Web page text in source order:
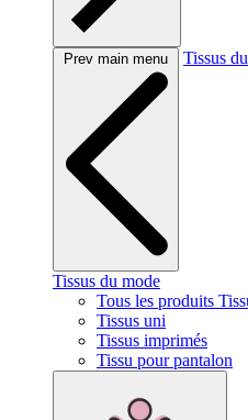
Prev main menu Tissus
Tissus du mode
Tous les produits
Tissus uni
Tissus imprimés
Tissu pour pantalon